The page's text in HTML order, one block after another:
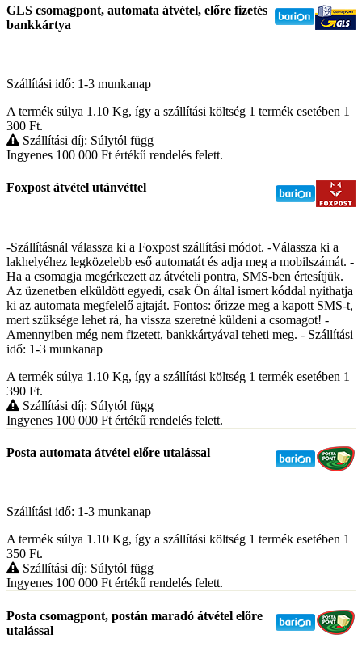
GLS csomagpont, automata átvétel, előre fizetés
bankkártya
Szállítási idő: 1-3 munkanap
A termék súlya 1.10 Kg, így a szállítási költség 1 termék esetében 1
300 Ft.
Szállítási díj: Súlytól függ
Ingyenes 100 000 Ft értékű rendelés felett.
Foxpost átvétel utánvéttel
-Szállításnál válassza ki a Foxpost szállítási módot. -Válassza ki a
lakhelyéhez legközelebb eső automatát és adja meg a mobilszámát. -
Ha a csomagja megérkezett az átvételi pontra, SMS-ben értesítjük.
Az üzenetben elküldött egyedi, csak Ön által ismert kóddal nyithatja
ki az automata megfelelő ajtaját. Fontos: őrizze meg a kapott SMS-t,
mert szüksége lehet rá, ha vissza szeretné küldeni a csomagot! -
Amennyiben még nem fizetett, bankkártyával teheti meg. - Szállítási
idő: 1-3 munkanap
A termék súlya 1.10 Kg, így a szállítási költség 1 termék esetében 1
390 Ft.
Szállítási díj: Súlytól függ
Ingyenes 100 000 Ft értékű rendelés felett.
Posta automata átvétel előre utalással
Szállítási idő: 1-3 munkanap
A termék súlya 1.10 Kg, így a szállítási költség 1 termék esetében 1
350 Ft.
Szállítási díj: Súlytól függ
Ingyenes 100 000 Ft értékű rendelés felett.
Posta csomagpont, postán maradó átvétel előre
utalással